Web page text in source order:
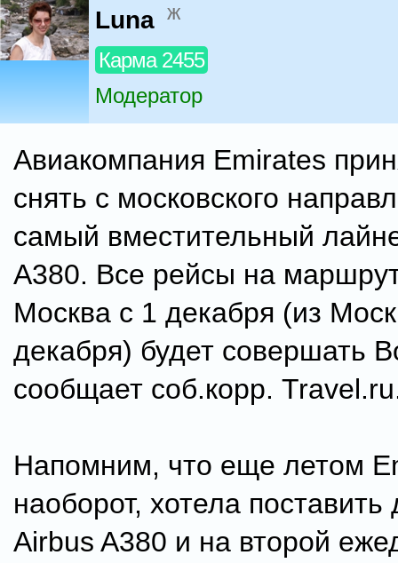
Luna ж
Карма 2455
Модератор
Авиакомпания Emirates
снять с московского
самый вместительный
A380. Все рейсы на
Москва с 1 декабря (из
декабря) будет совершать
сообщает соб.корр.
Напомним, что еще летом
наоборот, хотела
Airbus A380 и на второй